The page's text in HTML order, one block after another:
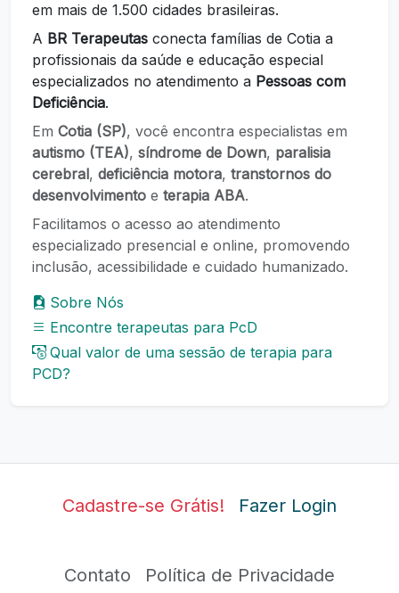
em mais de 1.500 cidades brasileiras.
A BR Terapeutas conecta famílias de Cotia a
profissionais da saúde e educação especial
especializados no atendimento a Pessoas com
Deficiência.
Em Cotia (SP), você encontra especialistas em
autismo (TEA), síndrome de Down, paralisia
cerebral, deficiência motora, transtornos do
desenvolvimento e terapia ABA.
Facilitamos o acesso ao atendimento
especializado presencial e online, promovendo
inclusão, acessibilidade e cuidado humanizado.
Sobre Nós
Encontre terapeutas para PcD
Qual valor de uma sessão de terapia para
PCD?
Cadastre-se Grátis! Fazer Login
Contato Política de Privacidade